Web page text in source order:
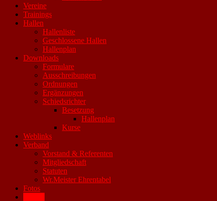
Vereine
Trainings
Hallen
Hallenliste
Geschlossene Hallen
Hallenplan
Downloads
Formulare
Ausschreibungen
Ordnungen
Ergänzungen
Schiedsrichter
Besetzung
Hallenplan
Kurse
Weblinks
Verband
Vorstand & Referenten
Mitgliedschaft
Statuten
Wr.Meister Ehrentabel
Fotos